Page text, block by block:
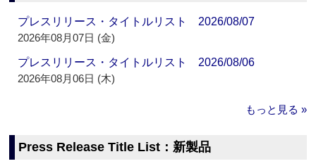
プレスリリース・タイトルリスト 2026/08/07
2026年08月07日 (金)
プレスリリース・タイトルリスト 2026/08/06
2026年08月06日 (木)
もっと見る »
Press Release Title List：新製品